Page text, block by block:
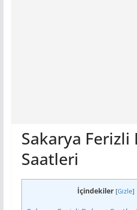
Sakarya Ferizli
Saatleri
İçindekiler [Gizle]